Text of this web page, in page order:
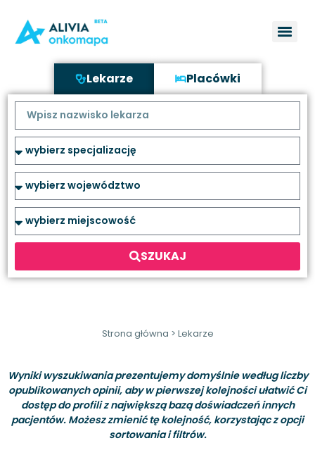
Lekarze Placówki
SZUKAJ
Strona główna > Lekarze
Wyniki wyszukiwania prezentujemy domyślnie według liczby
opublikowanych opinii, aby w pierwszej kolejności ułatwić Ci
dostęp do profili z największą bazą doświadczeń innych
pacjentów. Możesz zmienić tę kolejność, korzystając z opcji
sortowania i filtrów.